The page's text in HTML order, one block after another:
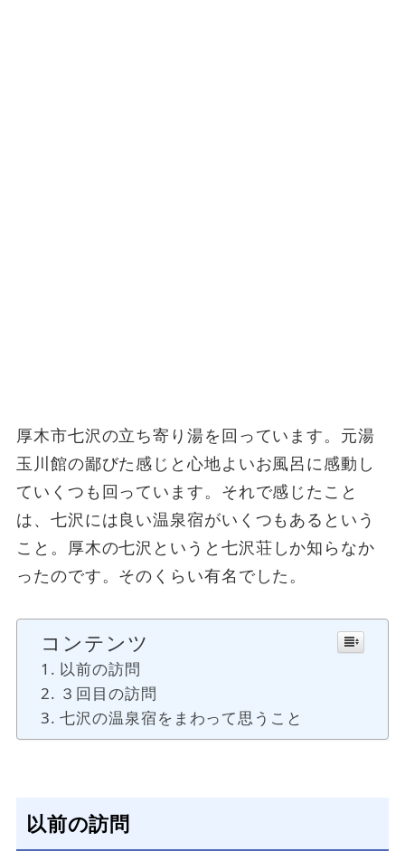
厚木市七沢の立ち寄り湯を回っています。元湯
玉川館の鄙びた感じと心地よいお風呂に感動し
ていくつも回っています。それで感じたこと
は、七沢には良い温泉宿がいくつもあるという
こと。 厚木の七沢というと七沢荘しか知らなか
ったのです。そのくらい有名でした。
コンテンツ
以前の訪問
３回目の訪問
七沢の温泉宿をまわって思うこと
以前の訪問